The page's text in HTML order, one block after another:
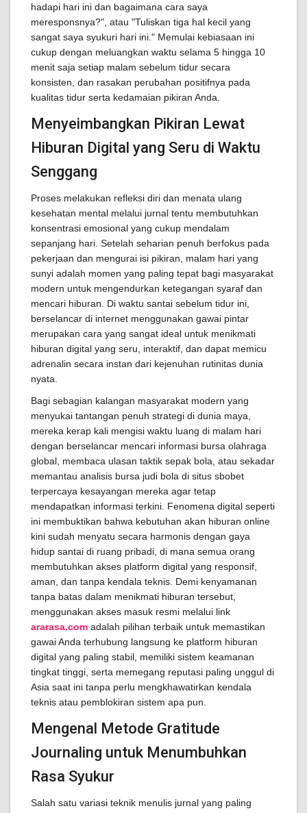
hadapi hari ini dan bagaimana cara saya
meresponsnya?", atau "Tuliskan tiga hal kecil yang
sangat saya syukuri hari ini." Memulai kebiasaan ini
cukup dengan meluangkan waktu selama 5 hingga 10
menit saja setiap malam sebelum tidur secara
konsisten, dan rasakan perubahan positifnya pada
kualitas tidur serta kedamaian pikiran Anda.
Menyeimbangkan Pikiran Lewat
Hiburan Digital yang Seru di Waktu
Senggang
Proses melakukan refleksi diri dan menata ulang
kesehatan mental melalui jurnal tentu membutuhkan
konsentrasi emosional yang cukup mendalam
sepanjang hari. Setelah seharian penuh berfokus pada
pekerjaan dan mengurai isi pikiran, malam hari yang
sunyi adalah momen yang paling tepat bagi masyarakat
modern untuk mengendurkan ketegangan syaraf dan
mencari hiburan. Di waktu santai sebelum tidur ini,
berselancar di internet menggunakan gawai pintar
merupakan cara yang sangat ideal untuk menikmati
hiburan digital yang seru, interaktif, dan dapat memicu
adrenalin secara instan dari kejenuhan rutinitas dunia
nyata.
Bagi sebagian kalangan masyarakat modern yang
menyukai tantangan penuh strategi di dunia maya,
mereka kerap kali mengisi waktu luang di malam hari
dengan berselancar mencari informasi bursa olahraga
global, membaca ulasan taktik sepak bola, atau sekadar
memantau analisis bursa judi bola di situs sbobet
terpercaya kesayangan mereka agar tetap
mendapatkan informasi terkini. Fenomena digital seperti
ini membuktikan bahwa kebutuhan akan hiburan online
kini sudah menyatu secara harmonis dengan gaya
hidup santai di ruang pribadi, di mana semua orang
membutuhkan akses platform digital yang responsif,
aman, dan tanpa kendala teknis. Demi kenyamanan
tanpa batas dalam menikmati hiburan tersebut,
menggunakan akses masuk resmi melalui link
ararasa.com adalah pilihan terbaik untuk memastikan
gawai Anda terhubung langsung ke platform hiburan
digital yang paling stabil, memiliki sistem keamanan
tingkat tinggi, serta memegang reputasi paling unggul di
Asia saat ini tanpa perlu mengkhawatirkan kendala
teknis atau pemblokiran sistem apa pun.
Mengenal Metode Gratitude
Journaling untuk Menumbuhkan
Rasa Syukur
Salah satu variasi teknik menulis jurnal yang paling